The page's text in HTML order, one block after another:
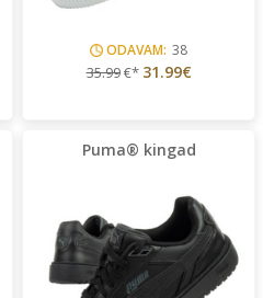
ODAVAM: 38
35.99€* 31.99€
Puma® kingad